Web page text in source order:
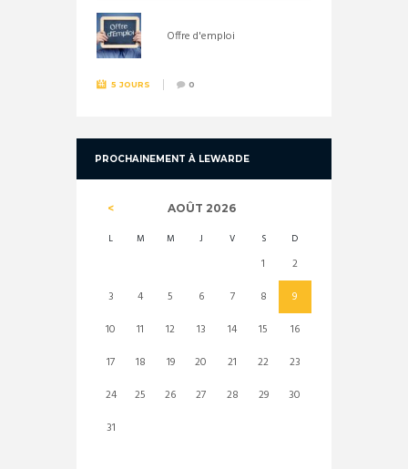
Offre d'emploi
5 JOURS 0
PROCHAINEMENT À LEWARDE
AOÛT 2026
L M M J V S D
1
2
3
4 5 6 7 8
9
10
11 12 13 14 15
16
17
18 19 20 21 22
23
24
25 26 27 28 29
30
31